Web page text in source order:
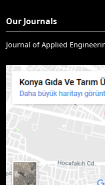
Our Journals
Journal of Applied